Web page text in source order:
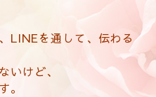
LINEを通して、伝わる
いけど、
。